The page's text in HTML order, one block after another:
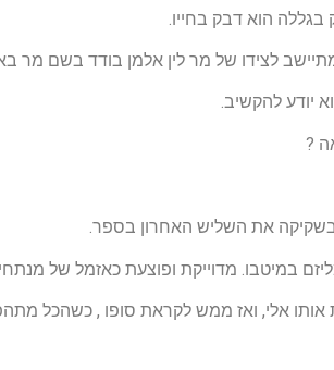
בגללה הוא דבק בחייו.
לצידו של מר לין אלמן בודד בשם מר
יודע להקשיב.
?
בשקיקה את השליש האחרון בספר.
במיטבו. מדוייקת ופוצעת כאזמל של
אלי, ואז ממש לקראת סופו , כשהכל